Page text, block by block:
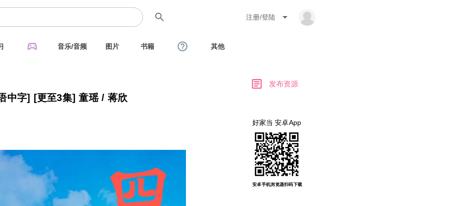
search 注册/登陆 arrow_drop_down
sports_esports 音乐/音频 图片 书籍 help_outline 其他
四喜 (2025) [WEB-4K] [国语中字] [更至3集] 童瑶 / 蒋欣
article 发布资源
好家当 安卓App
安卓手机浏览器扫码下载